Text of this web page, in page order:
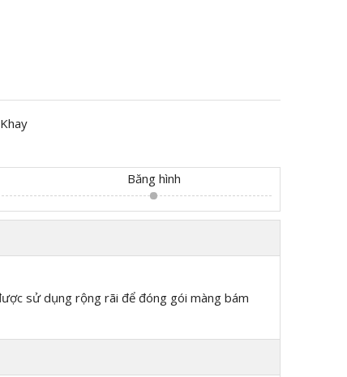
Khay
Băng hình
sử dụng rộng rãi để đóng gói màng bám